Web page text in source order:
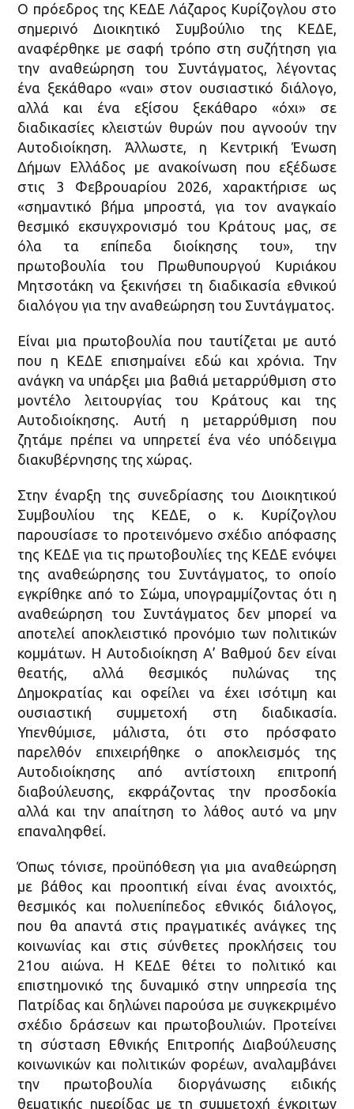
Ο πρόεδρος της ΚΕΔΕ Λάζαρος Κυρίζογλου στο
σημερινό Διοικητικό Συμβούλιο της ΚΕΔΕ,
αναφέρθηκε με σαφή τρόπο στη συζήτηση για
την αναθεώρηση του Συντάγματος, λέγοντας
ένα ξεκάθαρο «ναι» στον ουσιαστικό διάλογο,
αλλά και ένα εξίσου ξεκάθαρο «όχι» σε
διαδικασίες κλειστών θυρών που αγνοούν την
Αυτοδιοίκηση. Άλλωστε, η Κεντρική Ένωση
Δήμων Ελλάδος με ανακοίνωση που εξέδωσε
στις 3 Φεβρουαρίου 2026, χαρακτήρισε ως
«σημαντικό βήμα μπροστά, για τον αναγκαίο
θεσμικό εκσυγχρονισμό του Κράτους μας, σε
όλα τα επίπεδα διοίκησης του», την
πρωτοβουλία του Πρωθυπουργού Κυριάκου
Μητσοτάκη να ξεκινήσει τη διαδικασία εθνικού
διαλόγου για την αναθεώρηση του Συντάγματος.
Είναι μια πρωτοβουλία που ταυτίζεται με αυτό
που η ΚΕΔΕ επισημαίνει εδώ και χρόνια. Την
ανάγκη να υπάρξει μια βαθιά μεταρρύθμιση στο
μοντέλο λειτουργίας του Κράτους και της
Αυτοδιοίκησης. Αυτή η μεταρρύθμιση που
ζητάμε πρέπει να υπηρετεί ένα νέο υπόδειγμα
διακυβέρνησης της χώρας.
Στην έναρξη της συνεδρίασης του Διοικητικού
Συμβουλίου της ΚΕΔΕ, ο κ. Κυρίζογλου
παρουσίασε το προτεινόμενο σχέδιο απόφασης
της ΚΕΔΕ για τις πρωτοβουλίες της ΚΕΔΕ ενόψει
της αναθεώρησης του Συντάγματος, το οποίο
εγκρίθηκε από το Σώμα, υπογραμμίζοντας ότι η
αναθεώρηση του Συντάγματος δεν μπορεί να
αποτελεί αποκλειστικό προνόμιο των πολιτικών
κομμάτων. Η Αυτοδιοίκηση Α’ Βαθμού δεν είναι
θεατής, αλλά θεσμικός πυλώνας της
Δημοκρατίας και οφείλει να έχει ισότιμη και
ουσιαστική συμμετοχή στη διαδικασία.
Υπενθύμισε, μάλιστα, ότι στο πρόσφατο
παρελθόν επιχειρήθηκε ο αποκλεισμός της
Αυτοδιοίκησης από αντίστοιχη επιτροπή
διαβούλευσης, εκφράζοντας την προσδοκία
αλλά και την απαίτηση το λάθος αυτό να μην
επαναληφθεί.
Όπως τόνισε, προϋπόθεση για μια αναθεώρηση
με βάθος και προοπτική είναι ένας ανοιχτός,
θεσμικός και πολυεπίπεδος εθνικός διάλογος,
που θα απαντά στις πραγματικές ανάγκες της
κοινωνίας και στις σύνθετες προκλήσεις του
21ου αιώνα. Η ΚΕΔΕ θέτει το πολιτικό και
επιστημονικό της δυναμικό στην υπηρεσία της
Πατρίδας και δηλώνει παρούσα με συγκεκριμένο
σχέδιο δράσεων και πρωτοβουλιών. Προτείνει
τη σύσταση Εθνικής Επιτροπής Διαβούλευσης
κοινωνικών και πολιτικών φορέων, αναλαμβάνει
την πρωτοβουλία διοργάνωσης ειδικής
θεματικής ημερίδας με τη συμμετοχή έγκριτων